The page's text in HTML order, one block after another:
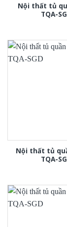
Nội thất tủ
TQA-
Nội thất tủ
TQA-